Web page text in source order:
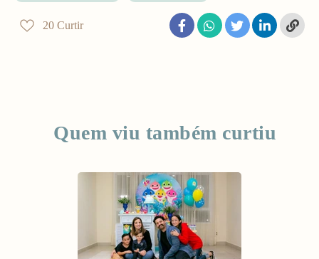
20 Curtir
Quem viu também curtiu